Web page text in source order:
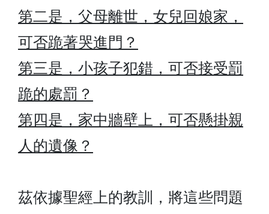
第二是，父母離世，女兒回娘家，
可否跪著哭進門？
第三是，小孩子犯錯，可否接受罰
跪的處罰？
第四是，家中牆壁上，可否懸掛親
人的遺像？
茲依據聖經上的教訓，將這些問題